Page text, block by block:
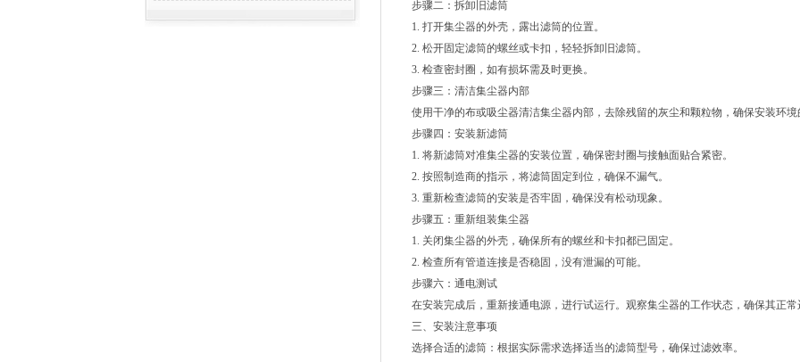
步骤二：拆卸旧滤筒
1. 打开集尘器的外壳，露出滤筒的位置。
2. 松开固定滤筒的螺丝或卡扣，轻轻拆卸旧滤筒。
3. 检查密封圈，如有损坏需及时更换。
步骤三：清洁集尘器内部
使用干净的布或吸尘器清洁集尘器内部，去除残留的灰尘和颗粒物，确保安装环境
步骤四：安装新滤筒
1. 将新滤筒对准集尘器的安装位置，确保密封圈与接触面贴合紧密。
2. 按照制造商的指示，将滤筒固定到位，确保不漏气。
3. 重新检查滤筒的安装是否牢固，确保没有松动现象。
步骤五：重新组装集尘器
1. 关闭集尘器的外壳，确保所有的螺丝和卡扣都已固定。
2. 检查所有管道连接是否稳固，没有泄漏的可能。
步骤六：通电测试
在安装完成后，重新接通电源，进行试运行。观察集尘器的工作状态，确保其正常
三、安装注意事项
选择合适的滤筒：根据实际需求选择适当的滤筒型号，确保过滤效率。